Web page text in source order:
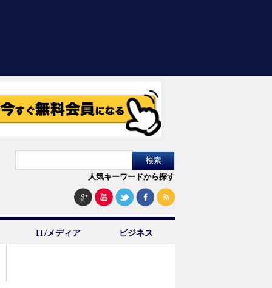
人気キーワードから探す
IT/メディア ビジネス